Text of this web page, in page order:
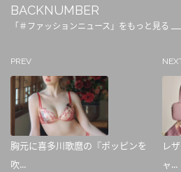
BACKNUMBER
「＃ファッションニュース」をもっと見る
PREV
胸元に喜多川歌麿の『ポッピンを
吹...
レ
ャ...